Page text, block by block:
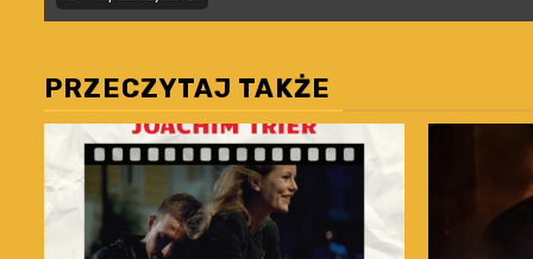
PRZECZYTAJ TAKŻE